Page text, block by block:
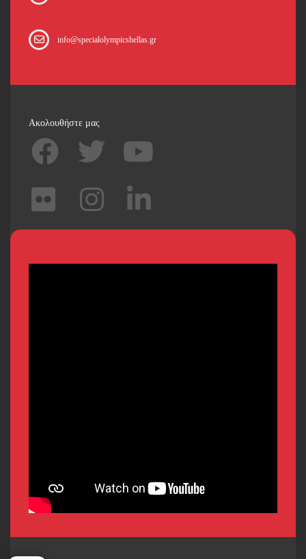
info@specialolympicshellas.gr
Ακολουθήστε μας